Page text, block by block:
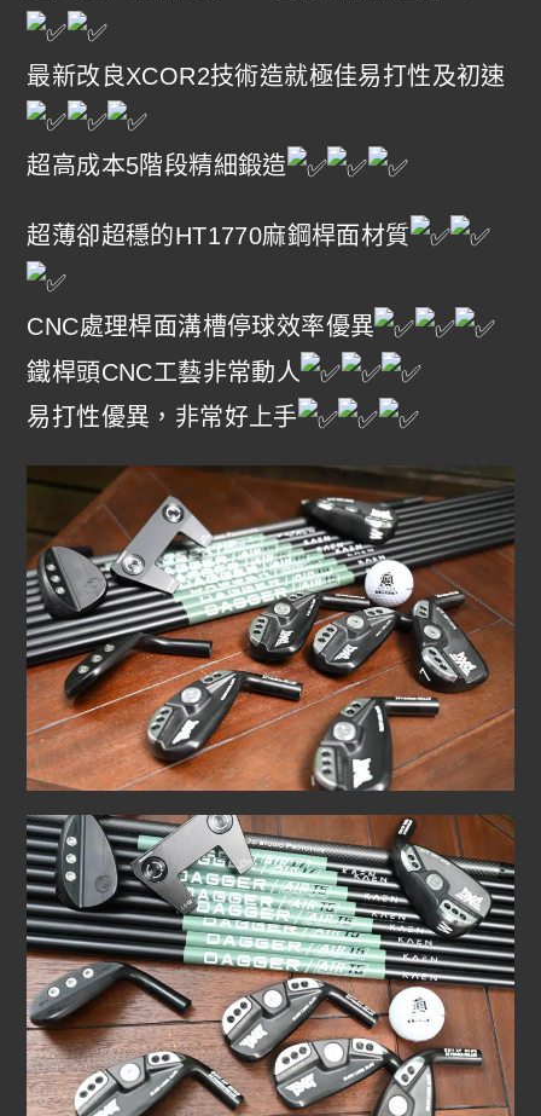
最新改良XCOR2技術造就極佳易打性及初速
超高成本5階段精細鍛造
超薄卻超穩的HT1770麻鋼桿面材質
CNC處理桿面溝槽停球效率優異
鐵桿頭CNC工藝非常動人
易打性優異，非常好上手